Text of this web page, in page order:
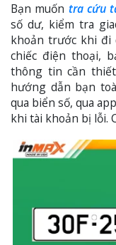
Bạn muốn tra cứu
số dư, kiểm tra
khoản trước khi đi
chiếc điện thoại,
thông tin cần
hướng dẫn bạn
qua biển số, qua
khi tài khoản bị lỗi.